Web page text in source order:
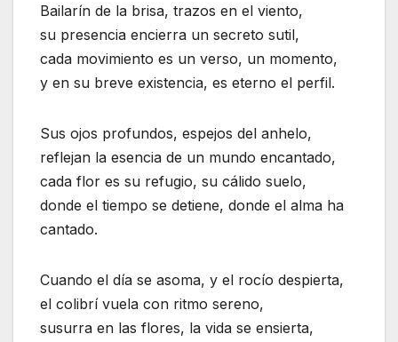
Bailarín de la brisa, trazos en el viento,
su presencia encierra un secreto sutil,
cada movimiento es un verso, un momento,
y en su breve existencia, es eterno el perfil.
Sus ojos profundos, espejos del anhelo,
reflejan la esencia de un mundo encantado,
cada flor es su refugio, su cálido suelo,
donde el tiempo se detiene, donde el alma ha
cantado.
Cuando el día se asoma, y el rocío despierta,
el colibrí vuela con ritmo sereno,
susurra en las flores, la vida se ensierta,